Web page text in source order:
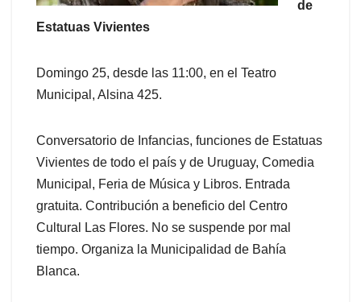
de
Estatuas Vivientes
Domingo 25, desde las 11:00, en el Teatro
Municipal, Alsina 425.
Conversatorio de Infancias, funciones de Estatuas
Vivientes de todo el país y de Uruguay, Comedia
Municipal, Feria de Música y Libros. Entrada
gratuita. Contribución a beneficio del Centro
Cultural Las Flores. No se suspende por mal
tiempo. Organiza la Municipalidad de Bahía
Blanca.